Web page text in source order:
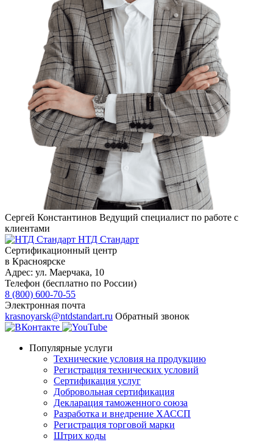
Сергей Константинов Ведущий специалист по работе с
клиентами
НТД Стандарт
Сертификационный центр
в Красноярске
Адрес: ул. ​​​Маерчака, 10
Телефон (бесплатно по России)
8 (800) 600-70-55
Электронная почта
krasnoyarsk@ntdstandart.ru Обратный звонок
Популярные услуги
Технические условия на продукцию
Регистрация технических условий
Сертификация услуг
Добровольная сертификация
Декларация таможенного союза
Разработка и внедрение ХАССП
Регистрация торговой марки
Штрих коды